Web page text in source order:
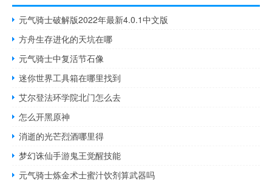
元气骑士破解版2022年最新4.0.1中文版
方舟生存进化的天坑在哪
元气骑士中复活节石像
迷你世界工具箱在哪里找到
艾尔登法环学院北门怎么去
怎么开黑原神
消逝的光芒烈酒哪里得
梦幻诛仙手游鬼王觉醒技能
元气骑士炼金术士蜜汁饮剂算武器吗